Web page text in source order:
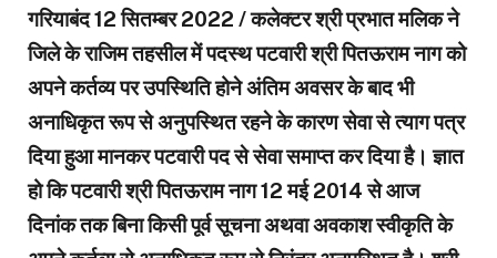
गरियाबंद 12 सितम्बर 2022 / कलेक्टर श्री प्रभात मलिक ने
जिले के राजिम तहसील में पदस्थ पटवारी श्री पितऊराम नाग को
अपने कर्तव्य पर उपस्थिति होने अंतिम अवसर के बाद भी
अनाधिकृत रूप से अनुपस्थित रहने के कारण सेवा से त्याग पत्र
दिया हुआ मानकर पटवारी पद से सेवा समाप्त कर दिया है। ज्ञात
हो कि पटवारी श्री पितऊराम नाग 12 मई 2014 से आज
दिनांक तक बिना किसी पूर्व सूचना अथवा अवकाश स्वीकृति के